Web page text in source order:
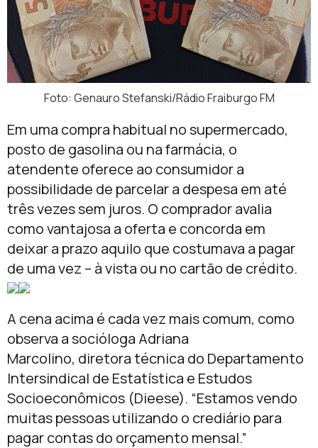
Foto: Genauro Stefanski/Rádio Fraiburgo FM
Em uma compra habitual no supermercado,
posto de gasolina ou na farmácia, o
atendente oferece ao consumidor a
possibilidade de parcelar a despesa em até
três vezes sem juros. O comprador avalia
como vantajosa a oferta e concorda em
deixar a prazo aquilo que costumava a pagar
de uma vez – à vista ou no cartão de crédito.
A cena acima é cada vez mais comum, como
observa a socióloga Adriana
Marcolino, diretora técnica do Departamento
Intersindical de Estatística e Estudos
Socioeconômicos (Dieese). “Estamos vendo
muitas pessoas utilizando o crediário para
pagar contas do orçamento mensal.”